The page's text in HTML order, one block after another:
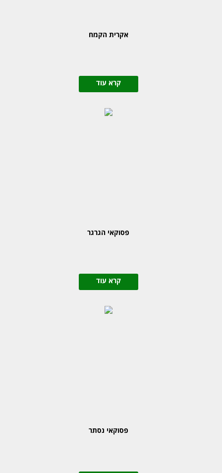
אקרית הקמח
קרא עוד
פסוקאי הגרגר
קרא עוד
פסוקאי נסתר